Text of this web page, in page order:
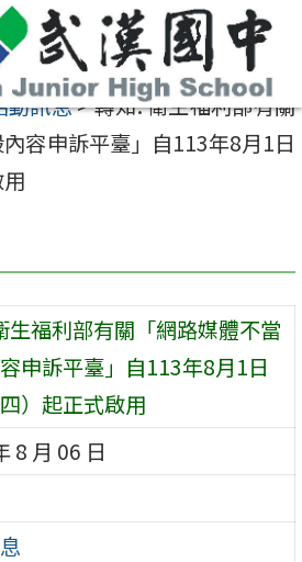
動訊息>轉知: 衛生福利部有關
內容申訴平臺」自113年8月1日
生福利部有關「網路媒體不當
申訴平臺」自113年8月1日
四）起正式啟用
8 月 06 日